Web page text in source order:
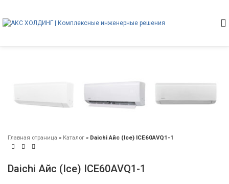
Главная страница » Каталог » Daichi Айс (Ice) ICE60AVQ1-1
Daichi Айс (Ice) ICE60AVQ1-1